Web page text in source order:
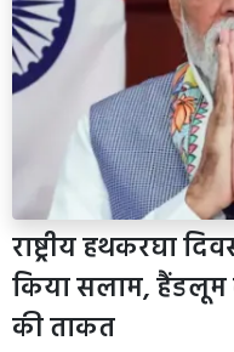
राष्ट्रीय हथकरघा
किया सलाम, हैंडलूम
की ताकत